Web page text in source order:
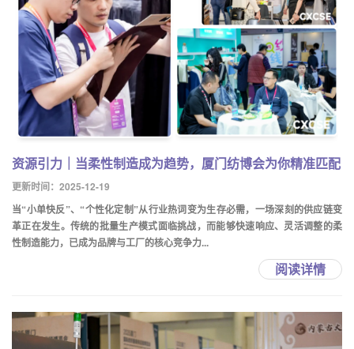
资源引力｜当柔性制造成为趋势，厦门纺博会为你精准匹配
更新时间：2025-12-19
当“小单快反”、“个性化定制”从行业热词变为生存必需，一场深刻的供应链变
革正在发生。传统的批量生产模式面临挑战，而能够快速响应、灵活调整的柔
性制造能力，已成为品牌与工厂的核心竞争力...
阅读详情